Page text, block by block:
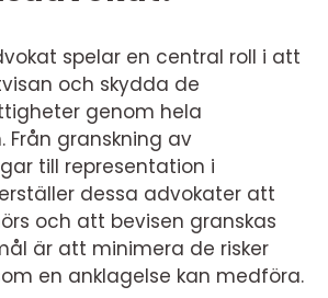
spelar en central roll i att
och skydda de
genom hela
Från granskning av
till representation i
dessa advokater att
och att bevisen granskas
är att minimera de risker
en anklagelse kan medföra.